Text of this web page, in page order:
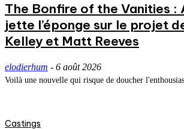
The Bonfire of the Vanities :
jette l’éponge sur le projet
Kelley et Matt Reeves
elodierhum - 6 août 2026
Voilà une nouvelle qui risque de doucher
Castings